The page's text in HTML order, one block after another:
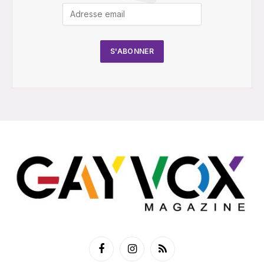
FacebookInstagramRSS